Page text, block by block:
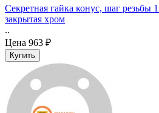
Секретная гайка конус, шаг резьбы
закрытая хром
..
Цена 963 ₽